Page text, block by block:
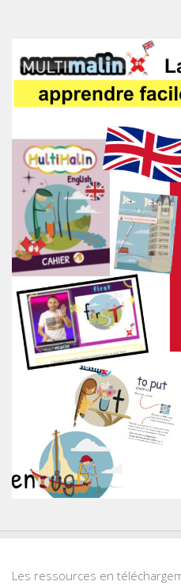
Les ressources en